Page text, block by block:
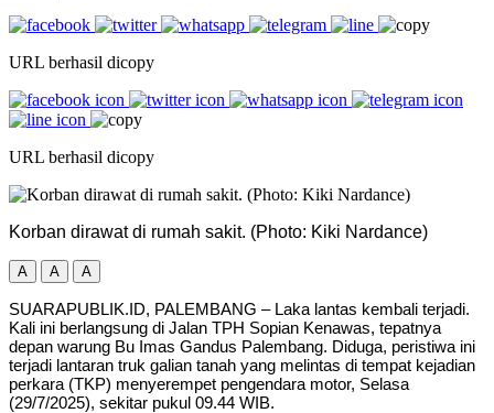
URL berhasil dicopy
URL berhasil dicopy
Korban dirawat di rumah sakit. (Photo: Kiki Nardance)
A A A
SUARAPUBLIK.ID, PALEMBANG – Laka lantas kembali terjadi.
Kali ini berlangsung di Jalan TPH Sopian Kenawas, tepatnya
depan warung Bu Imas Gandus Palembang. Diduga, peristiwa ini
terjadi lantaran truk galian tanah yang melintas di tempat kejadian
perkara (TKP) menyerempet pengendara motor, Selasa
(29/7/2025), sekitar pukul 09.44 WIB.